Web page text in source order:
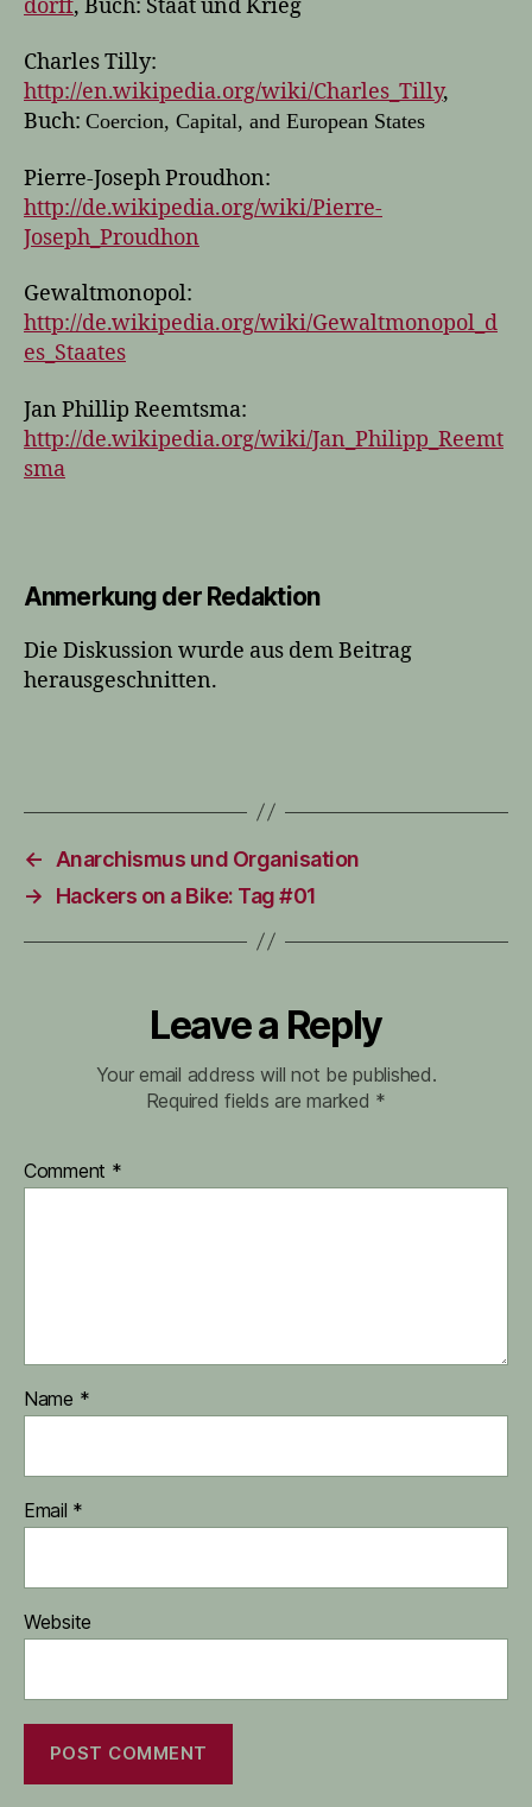
dorff, Buch: Staat und Krieg
Charles Tilly:
http://en.wikipedia.org/wiki/Charles_Tilly,
Buch: Coercion, Capital, and European States
Pierre-Joseph Proudhon:
http://de.wikipedia.org/wiki/Pierre-
Joseph_Proudhon
Gewaltmonopol:
http://de.wikipedia.org/wiki/Gewaltmonopol_d
es_Staates
Jan Phillip Reemtsma:
http://de.wikipedia.org/wiki/Jan_Philipp_Reemt
sma
Anmerkung der Redaktion
Die Diskussion wurde aus dem Beitrag
herausgeschnitten.
←
Anarchismus und Organisation
→
Hackers on a Bike: Tag #01
Leave a Reply
Your email address will not be published.
Required fields are marked *
Comment *
Name *
Email *
Website